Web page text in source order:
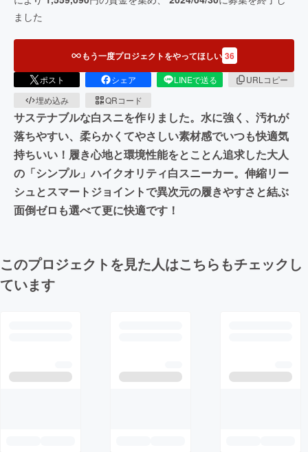
ました
もう一度プロジェクトをやってほしい 36
ポスト シェア LINEで送る
URLコピー
埋め込み
QRコード
サステナブルな白スニを作りました。水に強く、汚れが
落ちやすい、柔らかくてやさしい素材感でいつも快適気
持ちいい！履き心地と環境性能をとことん追求した大人
の「シンプル」ハイクオリティ白スニーカー。伸縮リー
シュとスマートジョイントで異次元の履きやすさと結ぶ
面倒ゼロも選べて更に快適です！
このプロジェクトを見た人はこちらもチェックし
ています